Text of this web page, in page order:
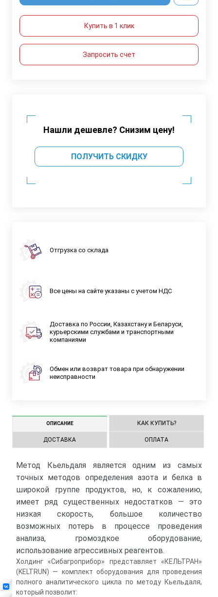
Купить в 1 клик
Запросить счет
Нашли дешевле? Снизим цену!
ПОЛУЧИТЬ СКИДКУ
Отгрузка со склада
Все цены на сайте указаны с учетом НДС
Доставка по России, Казахстану и Беларуси,
курьерскими службами и транспортными
компаниями
Обмен или возврат товара при обнаружении
неисправности
ОПИСАНИЕ КАК КУПИТЬ?
ДОСТАВКА ОПЛАТА
Метод Кьельдаля является одним из самых
точных методов определения азота и белка в
широкой группе продуктов, но, к сожалению,
имеет ряд существенных недостатков — это
низкая скорость, большое количество
возможных потерь в процессе проведения
анализа, громоздкое оборудование,
использование агрессивных реагентов.
Холдинг «Сибагроприбор» представляет «КЕЛЬТРАН»
(KELTRUN) — комплект оборудования для проведения
полного аналитического цикла по методу Кьельдаля,
который позволит: